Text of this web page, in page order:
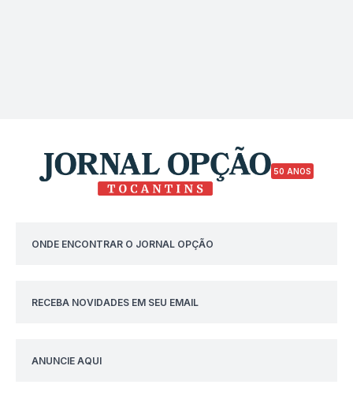
50 ANOS
ONDE ENCONTRAR O JORNAL OPÇÃO
RECEBA NOVIDADES EM SEU EMAIL
ANUNCIE AQUI